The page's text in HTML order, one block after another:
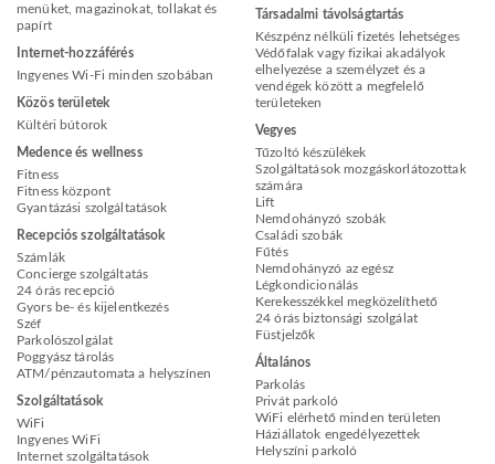
menüket, magazinokat, tollakat és
papírt
Internet-hozzáférés
Ingyenes Wi-Fi minden szobában
Közös területek
Kültéri bútorok
Medence és wellness
Fitness
Fitness központ
Gyantázási szolgáltatások
Recepciós szolgáltatások
Számlák
Concierge szolgáltatás
24 órás recepció
Gyors be- és kijelentkezés
Széf
Parkolószolgálat
Poggyász tárolás
ATM/pénzautomata a helyszínen
Szolgáltatások
WiFi
Ingyenes WiFi
Internet szolgáltatások
Társadalmi távolságtartás
Készpénz nélküli fizetés lehetséges
Védőfalak vagy fizikai akadályok
elhelyezése a személyzet és a
vendégek között a megfelelő
területeken
Vegyes
Tűzoltó készülékek
Szolgáltatások mozgáskorlátozottak
számára
Lift
Nemdohányzó szobák
Családi szobák
Fűtés
Nemdohányzó az egész
Légkondicionálás
Kerekesszékkel megközelíthető
24 órás biztonsági szolgálat
Füstjelzők
Általános
Parkolás
Privát parkoló
WiFi elérhető minden területen
Háziállatok engedélyezettek
Helyszíni parkoló